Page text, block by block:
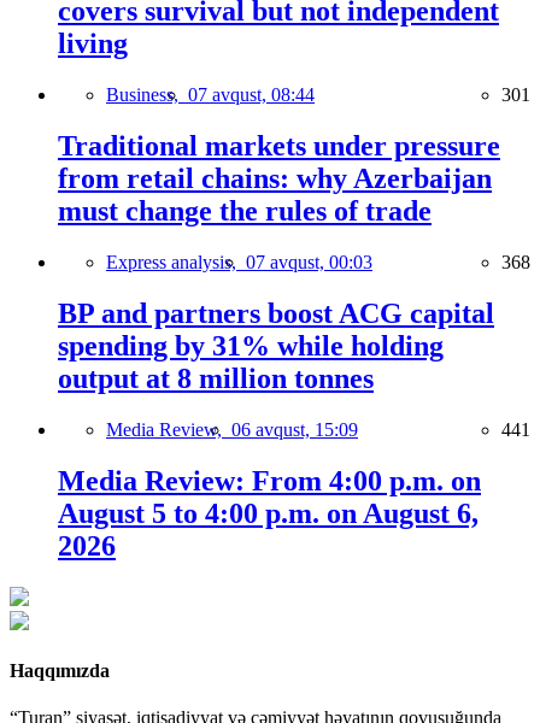
covers survival but not independent
living
Business, 07 avqust, 08:44 301
Traditional markets under pressure
from retail chains: why Azerbaijan
must change the rules of trade
Express analysis, 07 avqust, 00:03 368
BP and partners boost ACG capital
spending by 31% while holding
output at 8 million tonnes
Media Review, 06 avqust, 15:09 441
Media Review: From 4:00 p.m. on
August 5 to 4:00 p.m. on August 6,
2026
Haqqımızda
“Turan” siyasət, iqtisadiyyat və cəmiyyət həyatının qovuşuğunda